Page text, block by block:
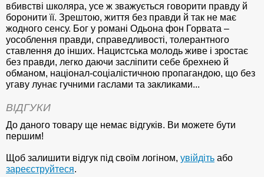
вбивстві школяра, усе ж зважується говорити правду й
боронити її. Зрештою, життя без правди й так не має
жодного сенсу. Бог у романі Одьона фон Горвата –
уособлення правди, справедливості, толерантного
ставлення до інших. Нацистська молодь живе і зростає
без правди, легко даючи засліпити себе брехнею й
обманом, націонал-соціалістичною пропагандою, що без
угаву лунає гучними гаслами та закликами...
ВІДГУКИ
До даного товару ще немає відгуків. Ви можете бути
першим!
Щоб залишити відгук під своїм логіном, увійдіть або
зареєструйтеся.